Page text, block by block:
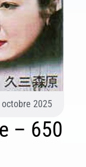
octobre 2025
– 650